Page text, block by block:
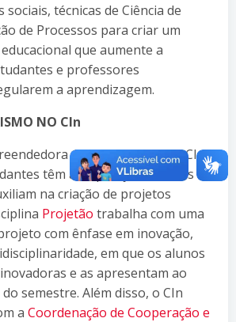
sociais, técnicas de Ciência de
de Processos para criar um
que aumente a
e professores
a aprendizagem.
NO CIn
é levada a sério no CIn;
têm à disposição diversas
na criação de projetos
Projetão trabalha com uma
com ênfase em inovação,
em que os alunos
e as apresentam ao
semestre. Além disso, o CIn
a Coordenação de Cooperação e